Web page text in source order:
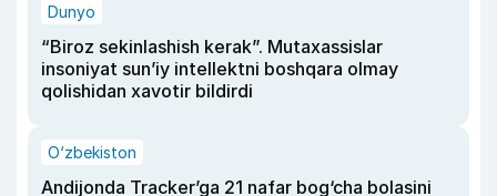
Dunyo
“Biroz sekinlashish kerak”. Mutaxassislar
insoniyat sun’iy intellektni boshqara olmay
qolishidan xavotir bildirdi
O‘zbekiston
Andijonda Tracker’ga 21 nafar bog‘cha bolasini